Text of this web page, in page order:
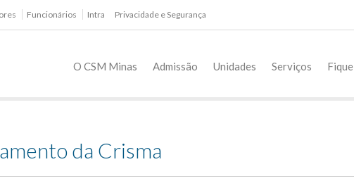
Funcionários Intra Privacidade e Segurança
O CSM Minas Admissão Unidades Serviços
da Crisma